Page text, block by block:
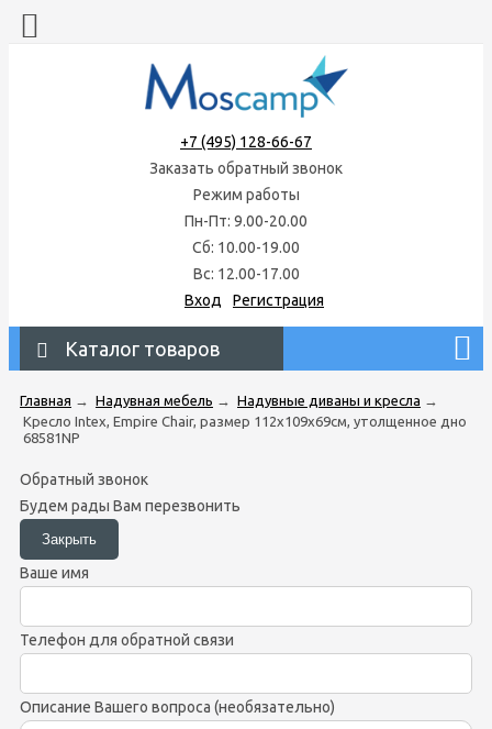
+7 (495) 128-66-67
Заказать обратный звонок
Режим работы
Пн-Пт: 9.00-20.00
Сб: 10.00-19.00
Вс: 12.00-17.00
Вход
Регистрация
Каталог товаров
Главная → Надувная мебель → Надувные диваны и кресла →
Кресло Intex, Empire Chair, размер 112х109х69см, утолщенное дно
68581NP
Обратный звонок
Будем рады Вам перезвонить
Ваше имя
Телефон для обратной связи
Описание Вашего вопроса (необязательно)